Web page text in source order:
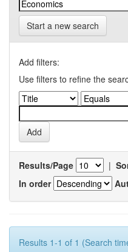
Start a new search
Add filters:
Use filters to refine the
Results/Page |
In order
Results 1-1 of 1 (Search